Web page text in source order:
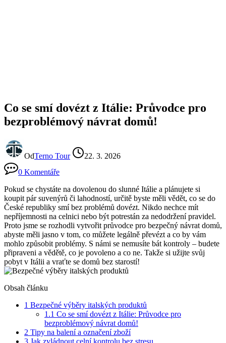
Co se smí dovézt z Itálie: Průvodce pro
bezproblémový návrat domů!
OdTerno Tour
22. 3. 2026
0 Komentáře
Pokud se chystáte na dovolenou do slunné Itálie a plánujete si
koupit pár suvenýrů či lahodností, určitě byste měli vědět, co se do
České republiky smí bez problémů dovézt. Nikdo nechce mít
nepříjemnosti na celnici nebo být potrestán za nedodržení pravidel.
Proto jsme se rozhodli vytvořit průvodce pro bezpečný návrat domů,
abyste měli jasno v tom, co můžete legálně převézt a co by vám
mohlo způsobit problémy. S námi se nemusíte bát kontroly – budete
připraveni a vědětě, co je povoleno a co ne. Takže si užijte svůj
pobyt v Itálii a vraťte se domů bez starostí!
Obsah článku
1 Bezpečné výběry italských produktů
1.1 Co se smí dovézt z Itálie: Průvodce pro
bezproblémový návrat domů!
2 Tipy na balení a označení zboží
3 Jak zvládnout celní kontrolu bez stresu